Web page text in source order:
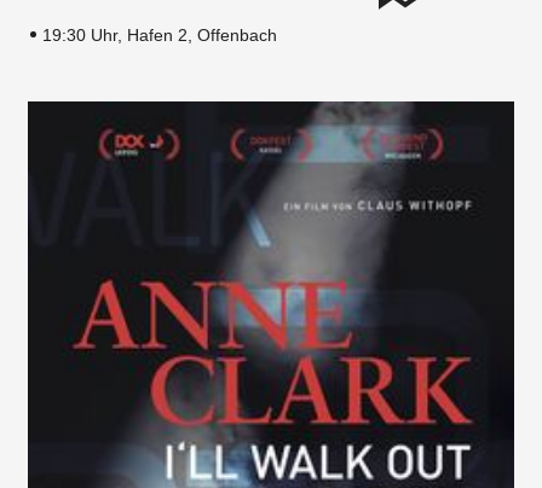
19:30 Uhr, Hafen 2, Offenbach